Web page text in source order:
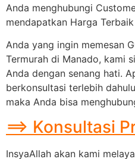
Anda menghubungi
mendapatkan Harga
Anda yang ingin memesan
Termurah di Manado, kami
Anda dengan senang hati.
berkonsultasi terlebih
maka Anda bisa
==> Konsultasi
InsyaAllah akan kami